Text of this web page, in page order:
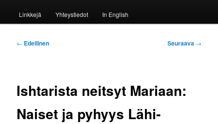
Linkkejä Yhteystiedot In English
Artikkelien
← Edellinen Seuraava →
Ishtarista neitsyt Mariaan:
Naiset ja pyhyys Lähi-